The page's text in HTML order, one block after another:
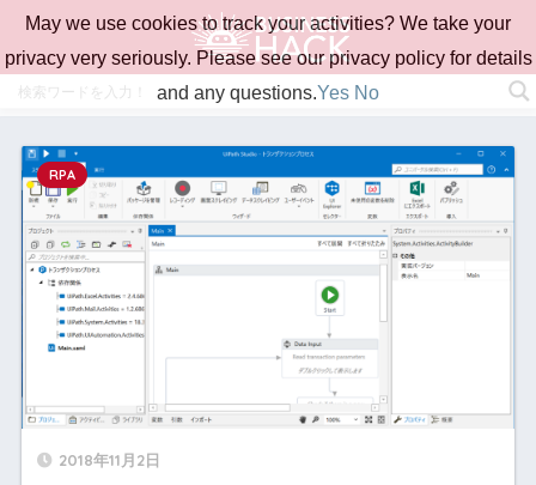
2018年11月2日
RPA
May we use cookies to track your activities? We take your
privacy very seriously. Please see our privacy policy for details
and any questions.Yes No